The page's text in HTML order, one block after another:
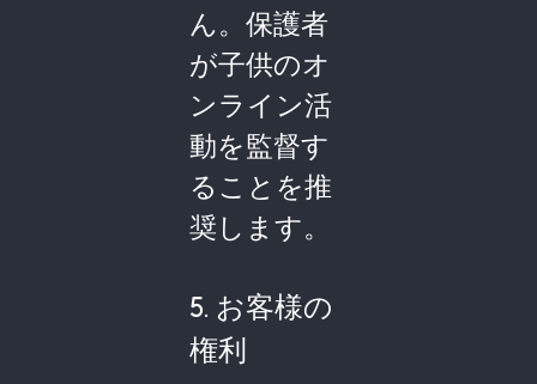
ん。保護者
が子供のオ
ンライン活
動を監督す
ることを推
奨します。
5. お客様の
権利